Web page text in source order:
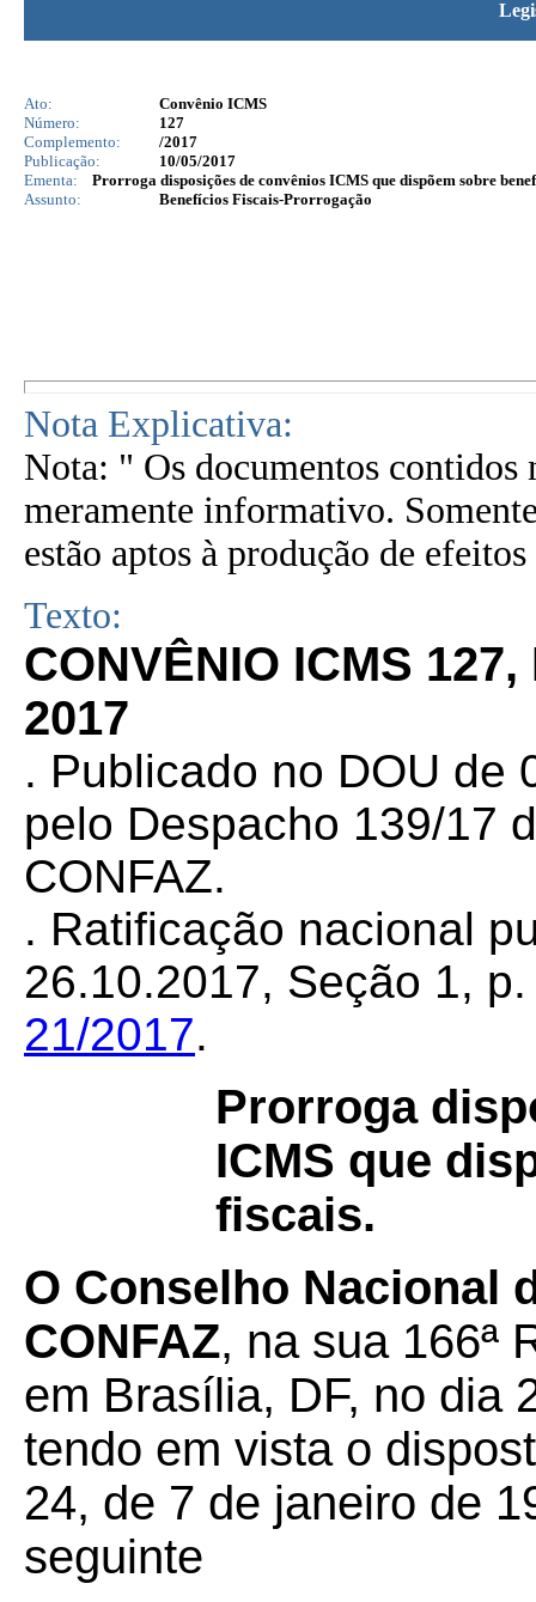
Ato:
Convênio ICMS
Número:
127
Complemento:
/2017
Publicação:
10/05/2017
Ementa:
Prorroga disposições de convênios ICMS que dispõem sobre
Assunto:
Benefícios Fiscais-Prorrogação
Nota Explicativa:
Nota: " Os documentos contidos
meramente informativo.
estão aptos à produção de
Texto:
CONVÊNIO ICMS
2017
. Publicado no DOU de
pelo Despacho 139/17
CONFAZ.
. Ratificação nacional
26.10.2017, Seção 1,
21/2017.
Prorroga
ICMS que
fiscais.
O Conselho Nacional
CONFAZ, na sua 166ª
em Brasília, DF, no dia
tendo em vista o
24, de 7 de janeiro de
seguinte